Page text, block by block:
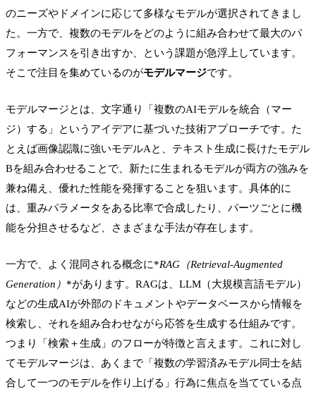
のニーズやドメインに応じて多様なモデルが選択されてきまし
た。一方で、複数のモデルをどのように組み合わせて最大のパ
フォーマンスを引き出すか、という課題が急浮上しています。
そこで注目を集めているのがモデルマージです。
モデルマージとは、文字通り「複数のAIモデルを統合（マー
ジ）する」というアイデアに基づいた技術アプローチです。た
とえば画像認識に強いモデルAと、テキスト生成に長けたモデル
Bを組み合わせることで、新たに生まれるモデルが両方の強みを
兼ね備え、優れた性能を発揮することを狙います。具体的に
は、重みパラメータをある比率で合成したり、パーツごとに機
能を分担させるなど、さまざまな手法が存在します。
一方で、よく混同される概念に*RAG（Retrieval-Augmented
Generation） *があります。RAGは、LLM（大規模言語モデル）
などの生成AIが外部のドキュメントやデータベースから情報を
検索し、それを組み合わせながら応答を生成する仕組みです。
つまり「検索＋生成」のフローが特徴と言えます。これに対し
てモデルマージは、あくまで「複数の学習済みモデル同士を結
合して一つのモデルを作り上げる」行為に焦点を当てている点